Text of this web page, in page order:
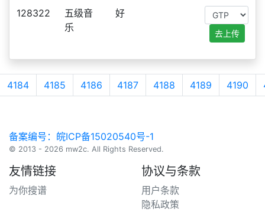
128322
五级音
乐
好
去上传
4184 4185 4186 4187 4188 4189 4190
备案编号：皖ICP备15020540号-1
© 2013 - 2026 mw2c. All Rights Reserved.
友情链接
为你搜谱
协议与条款
用户条款
隐私政策